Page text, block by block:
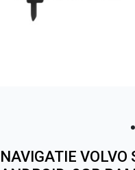
NAVIGATIE